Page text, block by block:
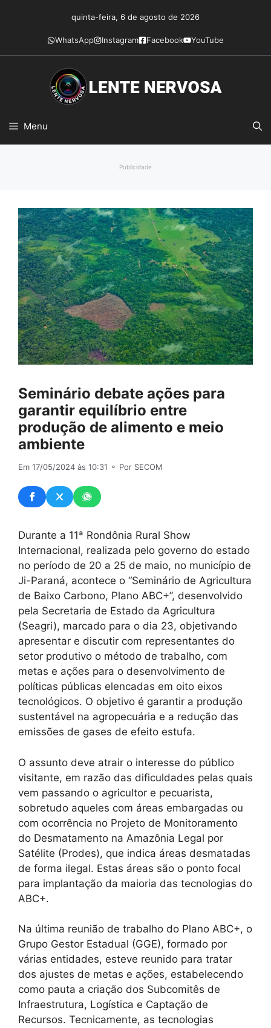
conteúdo
quinta-feira, 6 de agosto de 2026
WhatsApp Instagram Facebook YouTube
Menu
Publicidade
Seminário debate ações para
garantir equilíbrio entre
produção de alimento e meio
ambiente
Em 17/05/2024 às 10:31 ⚬ Por SECOM
Durante a 11ª Rondônia Rural Show
Internacional, realizada pelo governo do estado
no período de 20 a 25 de maio, no município de
Ji-Paraná, acontece o “Seminário de Agricultura
de Baixo Carbono, Plano ABC+”, desenvolvido
pela Secretaria de Estado da Agricultura
(Seagri), marcado para o dia 23, objetivando
apresentar e discutir com representantes do
setor produtivo o método de trabalho, com
metas e ações para o desenvolvimento de
políticas públicas elencadas em oito eixos
tecnológicos. O objetivo é garantir a produção
sustentável na agropecuária e a redução das
emissões de gases de efeito estufa.
O assunto deve atrair o interesse do público
visitante, em razão das dificuldades pelas quais
vem passando o agricultor e pecuarista,
sobretudo aqueles com áreas embargadas ou
com ocorrência no Projeto de Monitoramento
do Desmatamento na Amazônia Legal por
Satélite (Prodes), que indica áreas desmatadas
de forma ilegal. Estas áreas são o ponto focal
para implantação da maioria das tecnologias do
ABC+.
Na última reunião de trabalho do Plano ABC+, o
Grupo Gestor Estadual (GGE), formado por
várias entidades, esteve reunido para tratar
dos ajustes de metas e ações, estabelecendo
como pauta a criação dos Subcomitês de
Infraestrutura, Logística e Captação de
Recursos. Tecnicamente, as tecnologias